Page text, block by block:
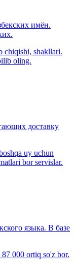
имён.
chiqishi, shakllari.
oling.
доставку
uy uchun
bor servislar.
языка. В базе
000 ortiq so'z bor.